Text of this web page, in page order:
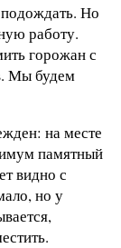
Но
работу.
горожан с
Мы будем
на месте
памятный
видно с
но у